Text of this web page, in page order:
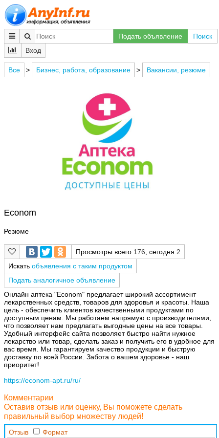
Подать объявление
Поиск
Вход
Все > Бизнес, работа, образование > Вакансии, резюме
Econom
Резюме
Просмотры всего 176 , сегодня 2
Искать объявления с таким продуктом
Подать аналогичное объявление
Онлайн аптека "Econom" предлагает широкий ассортимент
лекарственных средств, товаров для здоровья и красоты. Наша
цель - обеспечить клиентов качественными продуктами по
доступным ценам. Мы работаем напрямую с производителями,
что позволяет нам предлагать выгодные цены на все товары.
Удобный интерфейс сайта позволяет быстро найти нужное
лекарство или товар, сделать заказ и получить его в удобное для
вас время. Мы гарантируем качество продукции и быструю
доставку по всей России. Забота о вашем здоровье - наш
приоритет!
https://econom-apt.ru/ru/
Комментарии
Оставив отзыв или оценку, Вы поможете сделать
правильный выбор множеству людей!
Отзыв Формат